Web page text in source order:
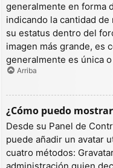
generalmente en forma
indicando la cantidad
su estatus dentro del
imagen más grande, es
generalmente es única
Arriba
¿Cómo puedo
Desde su Panel de
puede añadir un avatar
cuatro métodos:
administración quien